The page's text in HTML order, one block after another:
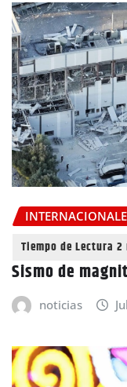
Sismo de
noticias